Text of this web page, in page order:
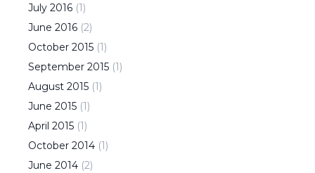
July 2016 (1)
June 2016 (2)
October 2015 (1)
September 2015 (1)
August 2015 (1)
June 2015 (1)
April 2015 (1)
October 2014 (1)
June 2014 (2)